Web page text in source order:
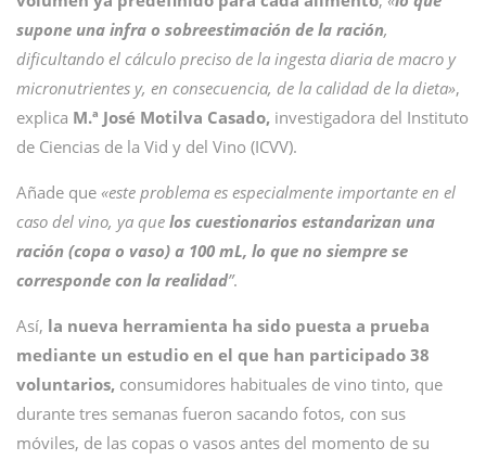
supone una infra o sobreestimación de la ración,
dificultando el cálculo preciso de la ingesta diaria de macro y
micronutrientes y, en consecuencia, de la calidad de la dieta»,
explica M.ª José Motilva Casado, investigadora del Instituto
de Ciencias de la Vid y del Vino (ICVV).
Añade que «este problema es especialmente importante en el
caso del vino, ya que los cuestionarios estandarizan una
ración (copa o vaso) a 100 mL, lo que no siempre se
corresponde con la realidad”.
Así, la nueva herramienta ha sido puesta a prueba
mediante un estudio en el que han participado 38
voluntarios, consumidores habituales de vino tinto, que
durante tres semanas fueron sacando fotos, con sus
móviles, de las copas o vasos antes del momento de su